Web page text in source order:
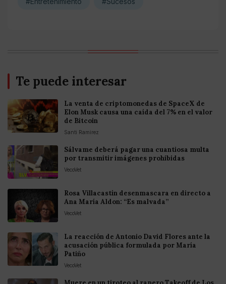
Te puede interesar
La venta de criptomonedas de SpaceX de
Elon Musk causa una caída del 7% en el valor
de Bitcoin
Santi Ramirez
Sálvame deberá pagar una cuantiosa multa
por transmitir imágenes prohibidas
VecoVet
Rosa Villacastín desenmascara en directo a
Ana María Aldon: “Es malvada”
VecoVet
La reacción de Antonio David Flores ante la
acusación pública formulada por María
Patiño
VecoVet